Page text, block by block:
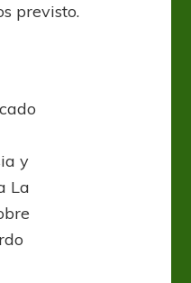
previsto.
y
La